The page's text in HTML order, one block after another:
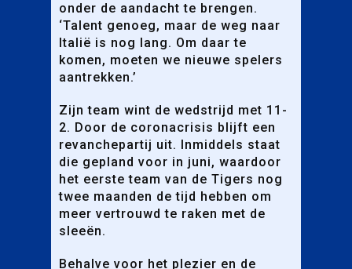
onder de aandacht te brengen.
‘Talent genoeg, maar de weg naar
Italië is nog lang. Om daar te
komen, moeten we nieuwe spelers
aantrekken.’
Zijn team wint de wedstrijd met 11-
2. Door de coronacrisis blijft een
revanchepartij uit. Inmiddels staat
die gepland voor in juni, waardoor
het eerste team van de Tigers nog
twee maanden de tijd hebben om
meer vertrouwd te raken met de
sleeën.
Behalve voor het plezier en de